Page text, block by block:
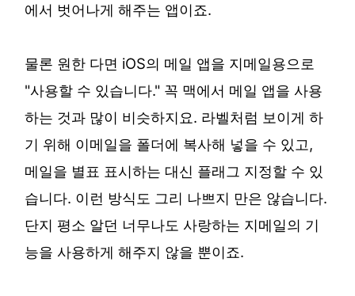
에서 벗어나게 해주는 앱이죠.
물론 원한 다면 iOS의 메일 앱을 지메일용으로
"사용할 수 있습니다." 꼭 맥에서 메일 앱을 사용
하는 것과 많이 비슷하지요. 라벨처럼 보이게 하
기 위해 이메일을 폴더에 복사해 넣을 수 있고,
메일을 별표 표시하는 대신 플래그 지정할 수 있
습니다. 이런 방식도 그리 나쁘지 만은 않습니다.
단지 평소 알던 너무나도 사랑하는 지메일의 기
능을 사용하게 해주지 않을 뿐이죠.